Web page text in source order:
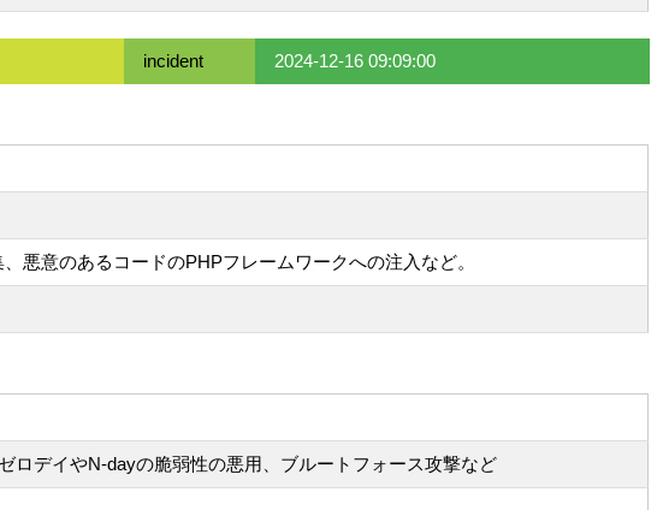
incident 2024-12-16 09:09:00
悪意のあるコードのPHPフレームワークへの注入など。
ロデイやN-dayの脆弱性の悪用、ブルートフォース攻撃など